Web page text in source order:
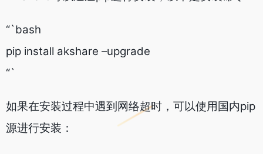
“`bash
pip install akshare –upgrade
“`
如果在安装过程中遇到网络超时，可以使用国内pip
源进行安装：